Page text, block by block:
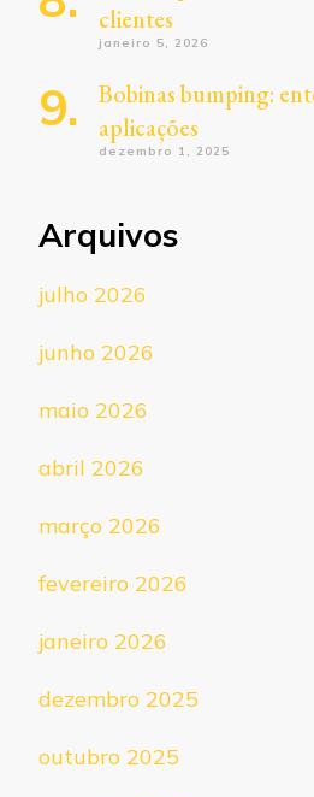
clientes
janeiro 5, 2026
Bobinas bumping:
aplicações
dezembro 1, 2025
Arquivos
julho 2026
junho 2026
maio 2026
abril 2026
março 2026
fevereiro 2026
janeiro 2026
dezembro 2025
outubro 2025